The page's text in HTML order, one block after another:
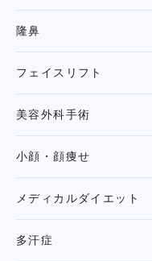
隆鼻
フェイスリフト
美容外科手術
小顔・顔痩せ
メディカルダイエット
多汗症